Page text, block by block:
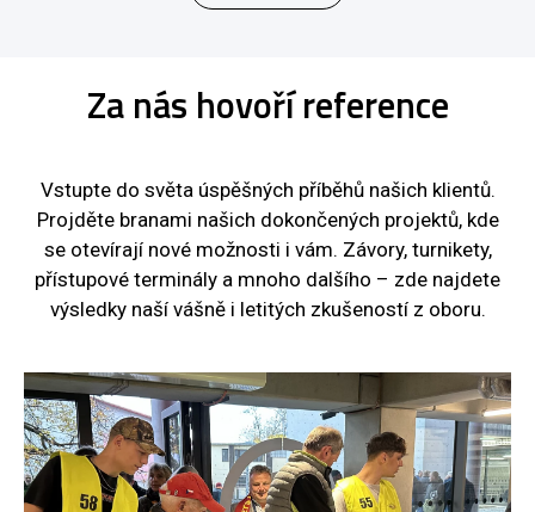
Za nás hovoří reference
Vstupte do světa úspěšných příběhů našich klientů.
Projděte branami našich dokončených projektů, kde
se otevírají nové možnosti i vám. Závory, turnikety,
přístupové terminály a mnoho dalšího – zde najdete
výsledky naší vášně i letitých zkušeností z oboru.